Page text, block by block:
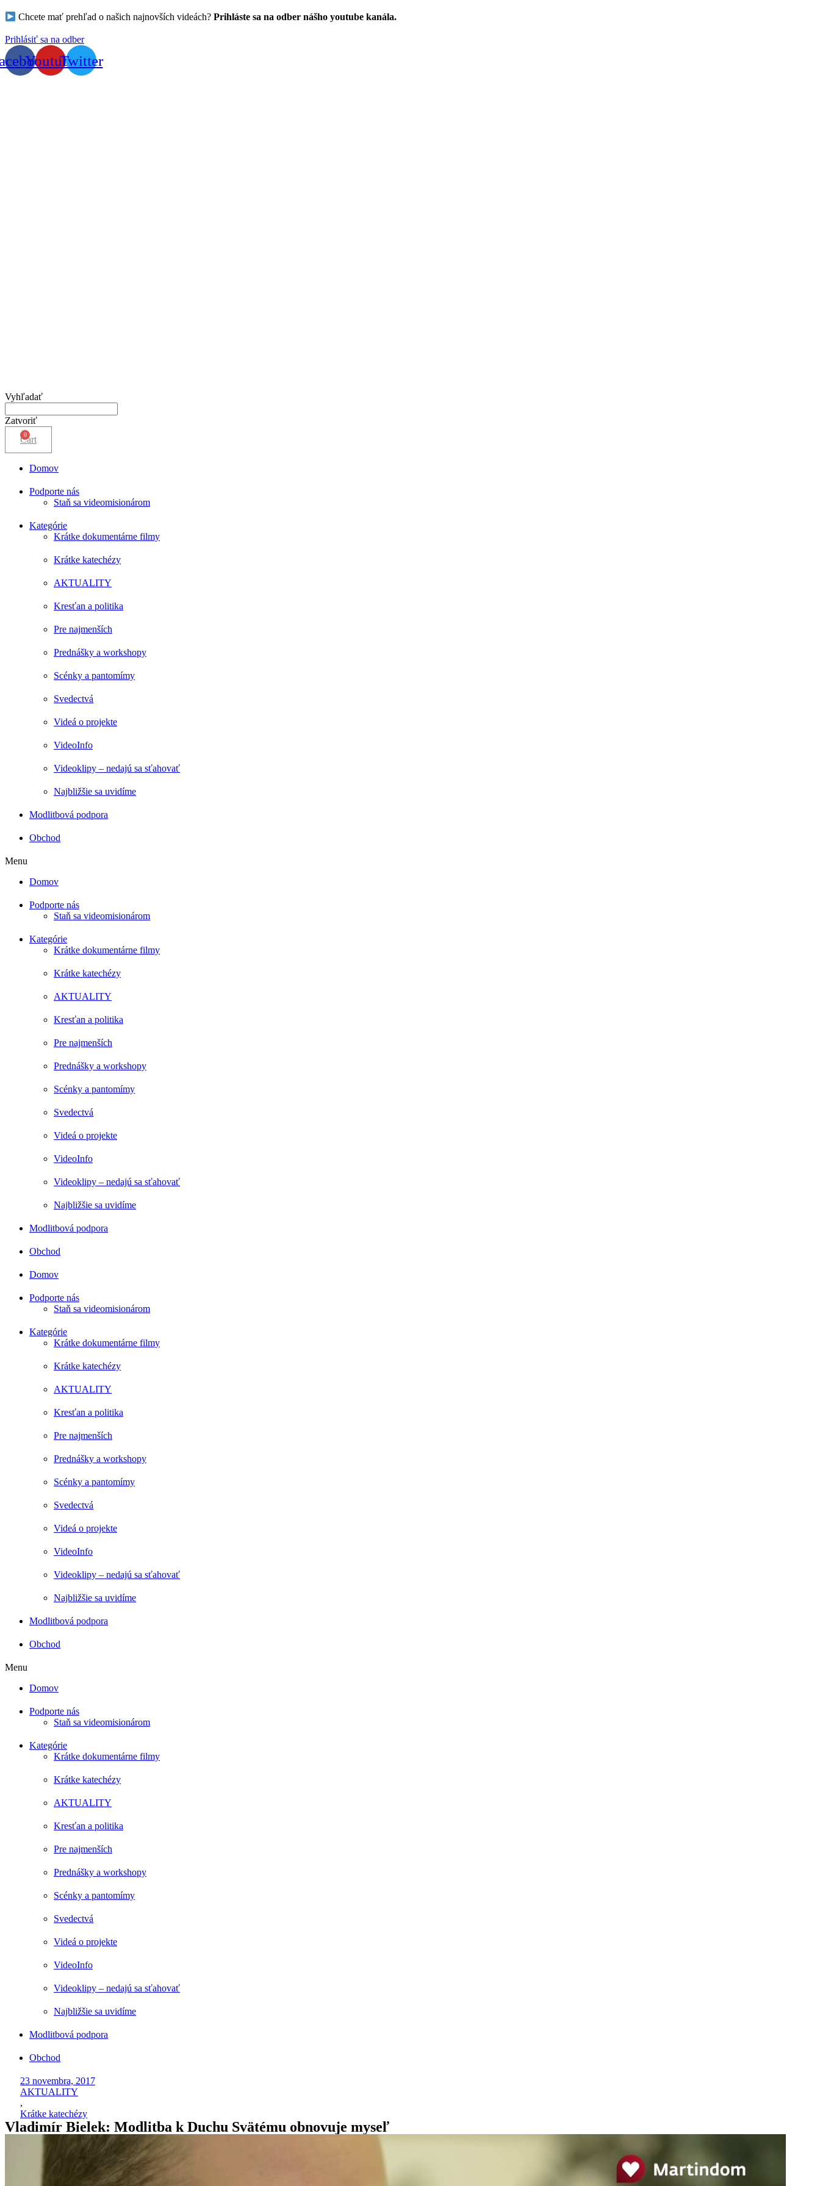
Chcete mať prehľad o našich najnovších videách? Prihláste sa na odber nášho youtube kanála.
Prihlásiť sa na odber
YoutubeTwitter
Vyhľadať
Zatvoriť
Cart
Domov
Podporte nás
Staň sa videomisionárom
Kategórie
Krátke dokumentárne filmy
Krátke katechézy
AKTUALITY
Kresťan a politika
Pre najmenších
Prednášky a workshopy
Scénky a pantomímy
Svedectvá
Videá o projekte
VideoInfo
Videoklipy – nedajú sa sťahovať
Najbližšie sa uvidíme
Modlitbová podpora
Obchod
Menu
Domov
Podporte nás
Staň sa videomisionárom
Kategórie
Krátke dokumentárne filmy
Krátke katechézy
AKTUALITY
Kresťan a politika
Pre najmenších
Prednášky a workshopy
Scénky a pantomímy
Svedectvá
Videá o projekte
VideoInfo
Videoklipy – nedajú sa sťahovať
Najbližšie sa uvidíme
Modlitbová podpora
Obchod
Domov
Podporte nás
Staň sa videomisionárom
Kategórie
Krátke dokumentárne filmy
Krátke katechézy
AKTUALITY
Kresťan a politika
Pre najmenších
Prednášky a workshopy
Scénky a pantomímy
Svedectvá
Videá o projekte
VideoInfo
Videoklipy – nedajú sa sťahovať
Najbližšie sa uvidíme
Modlitbová podpora
Obchod
Menu
Domov
Podporte nás
Staň sa videomisionárom
Kategórie
Krátke dokumentárne filmy
Krátke katechézy
AKTUALITY
Kresťan a politika
Pre najmenších
Prednášky a workshopy
Scénky a pantomímy
Svedectvá
Videá o projekte
VideoInfo
Videoklipy – nedajú sa sťahovať
Najbližšie sa uvidíme
Modlitbová podpora
Obchod
23 novembra, 2017
AKTUALITY
,
Krátke katechézy
Vladimír Bielek: Modlitba k Duchu Svätému obnovuje myseľ